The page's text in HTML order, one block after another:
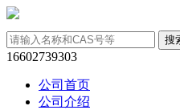
16602739303
公司首页
公司介绍